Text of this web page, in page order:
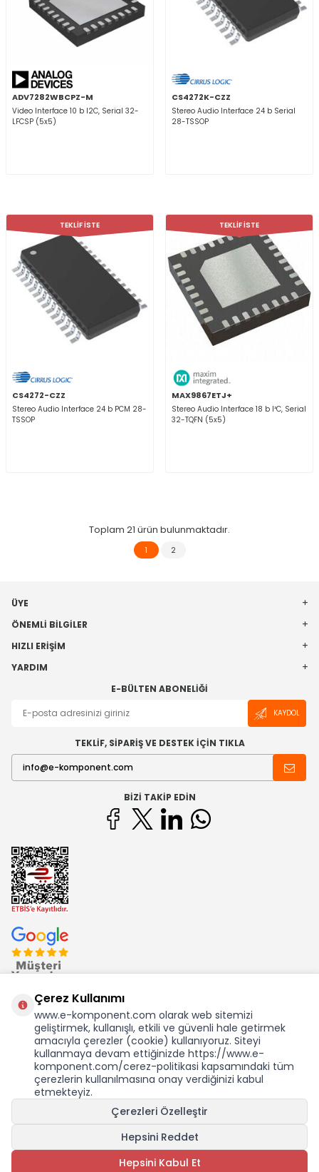
ADV7282WBCPZ-M
Video Interface 10 b I2C, Serial 32-
LFCSP (5x5)
CS4272K-CZZ
Stereo Audio Interface 24 b Serial
28-TSSOP
TEKLİF İSTE
CS4272-CZZ
Stereo Audio Interface 24 b PCM 28-
TSSOP
TEKLİF İSTE
MAX9867ETJ+
Stereo Audio Interface 18 b I²C, Serial
32-TQFN (5x5)
Toplam 21 ürün bulunmaktadır.
1 2
ÜYE
ÖNEMLI BILGILER
HIZLI ERIŞIM
YARDIM
E-BÜLTEN ABONELIĞI
KAYDOL
TEKLİF, SİPARİŞ VE DESTEK İÇİN TIKLA
BIZI TAKIP EDIN
Ekom Elk. Elektronik San. ve Tic. A.Ş.'nin Tescilli Bir Markasıdır
Çerez Kullanımı
www.e-komponent.com olarak web sitemizi
geliştirmek, kullanışlı, etkili ve güvenli hale getirmek
amacıyla çerezler (cookie) kullanıyoruz. Siteyi
kullanmaya devam ettiğinizde https://www.e-
komponent.com/cerez-politikasi kapsamındaki tüm
çerezlerin kullanılmasına onay verdiğinizi kabul
etmekteyiz.
Çerezleri Özelleştir
Hepsini Reddet
Hepsini Kabul Et